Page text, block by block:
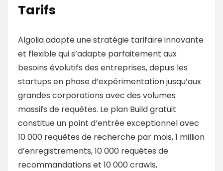
Tarifs
Algolia adopte une stratégie tarifaire innovante
et flexible qui s’adapte parfaitement aux
besoins évolutifs des entreprises, depuis les
startups en phase d’expérimentation jusqu’aux
grandes corporations avec des volumes
massifs de requêtes. Le plan Build gratuit
constitue un point d’entrée exceptionnel avec
10 000 requêtes de recherche par mois, 1 million
d’enregistrements, 10 000 requêtes de
recommandations et 10 000 crawls,